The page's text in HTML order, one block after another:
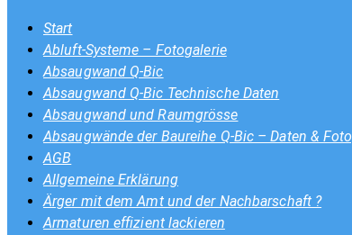
Start
Abluft-Systeme – Fotogalerie
Absaugwand Q-Bic
Absaugwand Q-Bic Technische Daten
Absaugwand und Raumgrösse
Absaugwände der Baureihe Q-Bic – Daten &
AGB
Allgemeine Erklärung
Ärger mit dem Amt und der Nachbarschaft ?
Armaturen effizient lackieren